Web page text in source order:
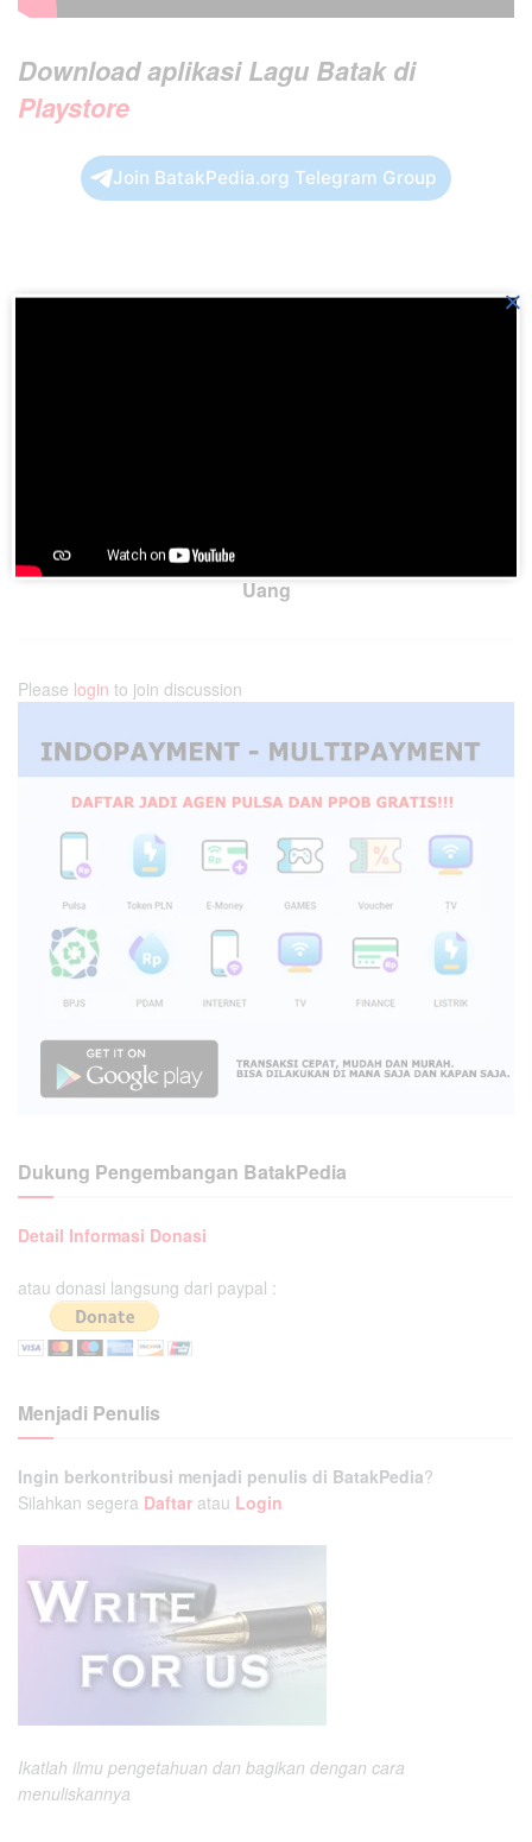
Download aplikasi Lagu Batak di
Playstore
Join BatakPedia.org Telegram Group
Edan, Anak Bakar Rumah Ortu Lantaran Tidak Diberi
Uang
Please login to join discussion
Dukung Pengembangan BatakPedia
Detail Informasi Donasi
atau donasi langsung dari paypal :
Menjadi Penulis
Ingin berkontribusi menjadi penulis di BatakPedia?
Silahkan segera Daftar atau Login
Ikatlah ilmu pengetahuan dan bagikan dengan cara
menuliskannya
×